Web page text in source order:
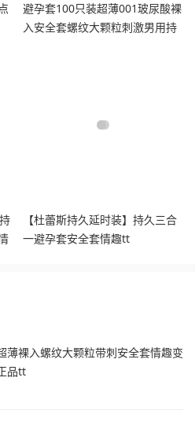
避孕套100只装超薄001玻尿酸裸
入安全套螺纹大颗粒刺激男用持
【杜蕾斯持久延时装】持久三合
一避孕套安全套情趣tt
薄裸入螺纹大颗粒带刺安全套情趣变
品tt